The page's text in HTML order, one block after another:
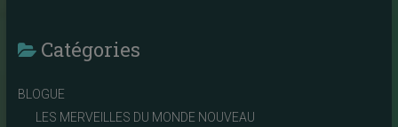
Catégories
BLOGUE
LES MERVEILLES DU MONDE NOUVEAU